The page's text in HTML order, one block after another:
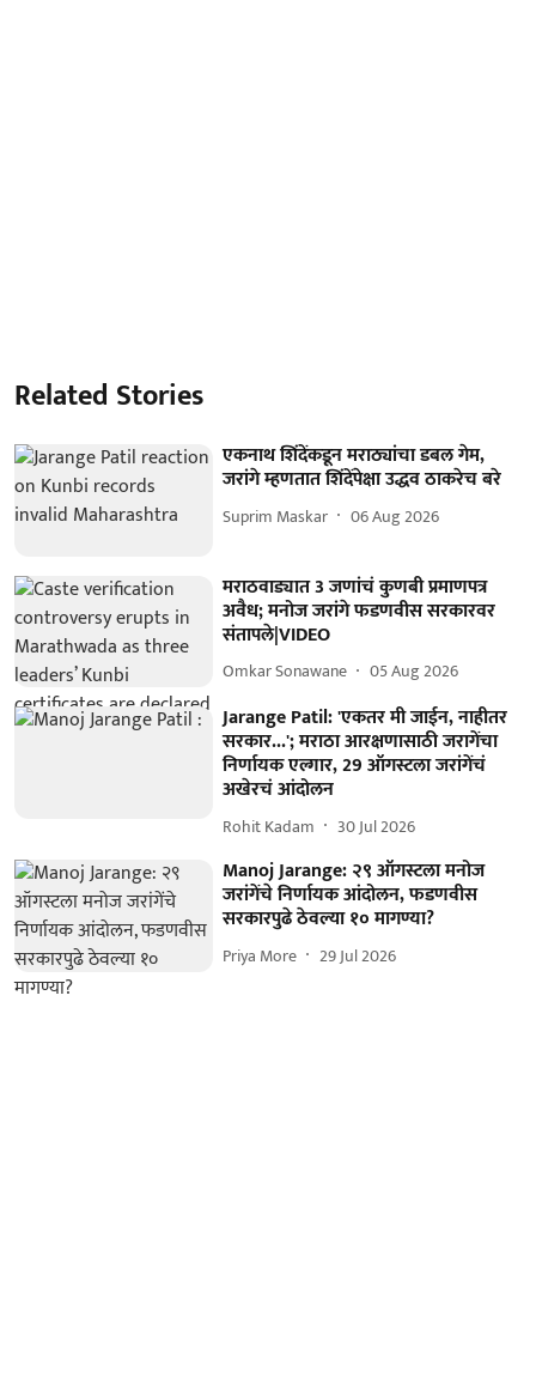
Related Stories
एकनाथ शिंदेंकडून मराठ्यांचा डबल गेम,
जरांगे म्हणतात शिंदेंपेक्षा उद्धव ठाकरेच बरे
Suprim Maskar 06 Aug 2026
मराठवाड्यात 3 जणांचं कुणबी प्रमाणपत्र
अवैध; मनोज जरांगे फडणवीस सरकारवर
संतापले|VIDEO
Omkar Sonawane 05 Aug 2026
Jarange Patil: 'एकतर मी जाईन, नाहीतर
सरकार...'; मराठा आरक्षणासाठी जरागेंचा
निर्णायक एल्गार, 29 ऑगस्टला जरांगेंचं
अखेरचं आंदोलन
Rohit Kadam 30 Jul 2026
Manoj Jarange: २९ ऑगस्टला मनोज
जरांगेंचे निर्णायक आंदोलन, फडणवीस
सरकारपुढे ठेवल्या १० मागण्या?
Priya More 29 Jul 2026